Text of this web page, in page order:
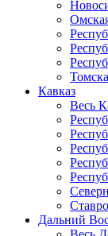
Кавказ
Весь
Дальний